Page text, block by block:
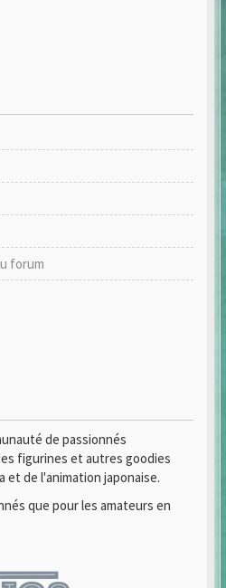
forum
de passionnés
figurines et autres goodies
et de l'animation japonaise.
que pour les amateurs en